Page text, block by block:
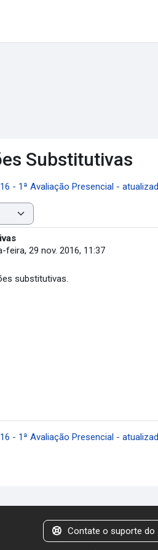
Substitutivas
- 1ª Avaliação Presencial -
feira, 29 nov. 2016, 11:37
substitutivas.
- 1ª Avaliação Presencial -
Contate o suporte do